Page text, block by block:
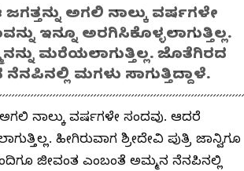
ಅಗಲಿ ನಾಲ್ಕು ವರ್ಷಗಳೇ
ಇನ್ನೂ ಅರಗಿಸಿಕೊಳ್ಳಲಾಗುತ್ತಿಲ್ಲ.
ಮರೆಯಲಾಗುತ್ತಿಲ್ಲ. ಜೊತೆಗಿರದ
ಮಗಳು ಸಾಗುತ್ತಿದ್ದಾಳೆ.
ನಾಲ್ಕು ವರ್ಷಗಳೇ ಸಂದವು. ಆದರೆ
ಹೀಗಿರುವಾಗ ಶ್ರೀದೇವಿ ಪುತ್ರಿ ಜಾನ್ವಿಗೂ
ಜೀವಂತ ಎಂಬಂತೆ ಅಮ್ಮನ ನೆನಪಿನಲ್ಲಿ